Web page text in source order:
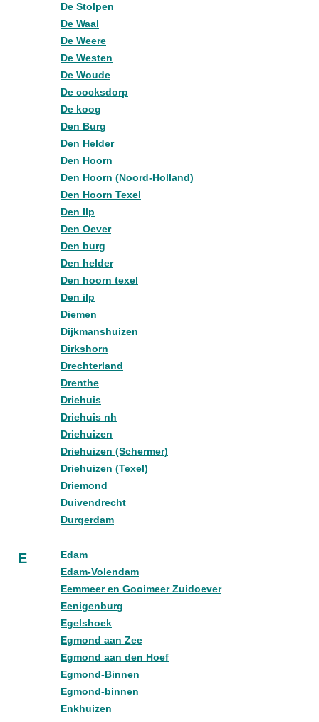
De Stolpen
De Waal
De Weere
De Westen
De Woude
De cocksdorp
De koog
Den Burg
Den Helder
Den Hoorn
Den Hoorn (Noord-Holland)
Den Hoorn Texel
Den Ilp
Den Oever
Den burg
Den helder
Den hoorn texel
Den ilp
Diemen
Dijkmanshuizen
Dirkshorn
Drechterland
Drenthe
Driehuis
Driehuis nh
Driehuizen
Driehuizen (Schermer)
Driehuizen (Texel)
Driemond
Duivendrecht
Durgerdam
E
Edam
Edam-Volendam
Eemmeer en Gooimeer Zuidoever
Eenigenburg
Egelshoek
Egmond aan Zee
Egmond aan den Hoef
Egmond-Binnen
Egmond-binnen
Enkhuizen